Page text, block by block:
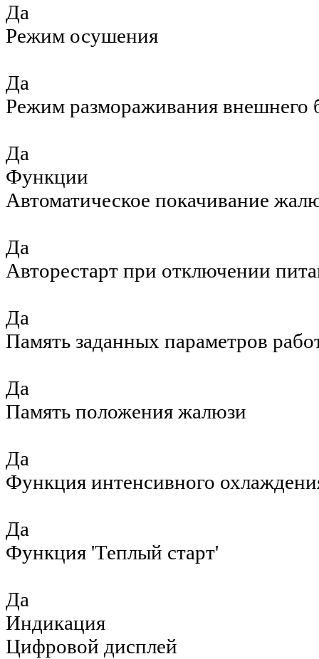
Да
Режим осушения
Да
Режим размораживания внешнего
Да
Функции
Автоматическое покачивание
Да
Авторестарт при отключении
Да
Память заданных параметров
Да
Память положения жалюзи
Да
Функция интенсивного
Да
Функция 'Теплый старт'
Да
Индикация
Цифровой дисплей